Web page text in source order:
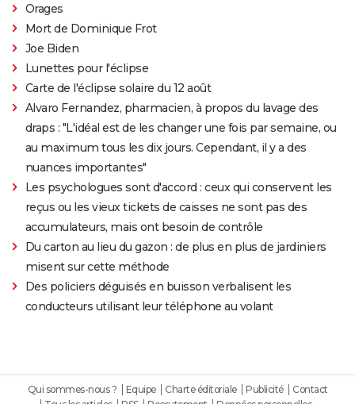
Orages
Mort de Dominique Frot
Joe Biden
Lunettes pour l'éclipse
Carte de l'éclipse solaire du 12 août
Alvaro Fernandez, pharmacien, à propos du lavage des
draps : "L'idéal est de les changer une fois par semaine, ou
au maximum tous les dix jours. Cependant, il y a des
nuances importantes"
Les psychologues sont d'accord : ceux qui conservent les
reçus ou les vieux tickets de caisses ne sont pas des
accumulateurs, mais ont besoin de contrôle
Du carton au lieu du gazon : de plus en plus de jardiniers
misent sur cette méthode
Des policiers déguisés en buisson verbalisent les
conducteurs utilisant leur téléphone au volant
Qui sommes-nous ? Equipe Charte éditoriale Publicité
Contact